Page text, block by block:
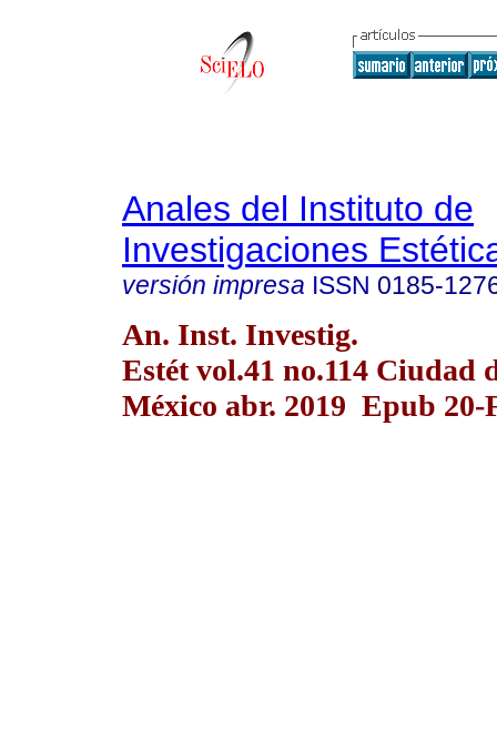
Anales del Instituto de
Investigaciones
versión impresa ISSN 0185-
An. Inst. Investig.
Estét vol.41 no.114 Ciudad
México abr. 2019 Epub 20-